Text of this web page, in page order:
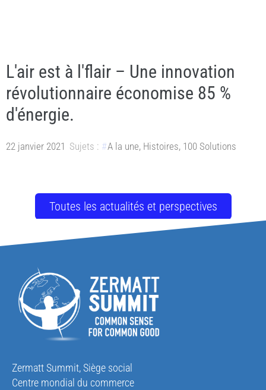
L'air est à l'flair – Une innovation
révolutionnaire économise 85 %
d'énergie.
22 janvier 2021 Sujets : A la une, Histoires, 100 Solutions
Toutes les actualités et perspectives
Zermatt Summit, Siège social
Centre mondial du commerce